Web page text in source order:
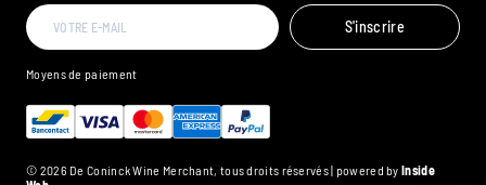
S'inscrire
Moyens de paiement
© 2026 De Coninck Wine Merchant, tous droits réservés | powered byInside